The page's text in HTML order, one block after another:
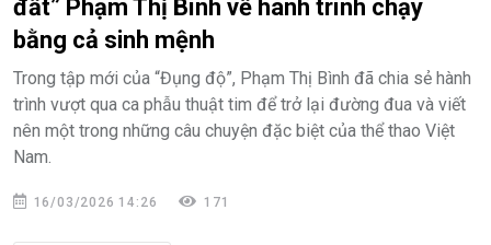
đất” Phạm Thị Bình về hành trình chạy
bằng cả sinh mệnh
Trong tập mới của “Đụng độ”, Phạm Thị Bình đã chia sẻ hành
trình vượt qua ca phẫu thuật tim để trở lại đường đua và viết
nên một trong những câu chuyện đặc biệt của thể thao Việt
Nam.
16/03/2026 14:26 171